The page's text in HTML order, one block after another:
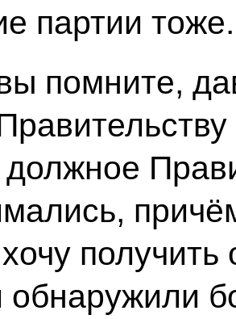
партии тоже.
помните,
должное
получить
обнаружили